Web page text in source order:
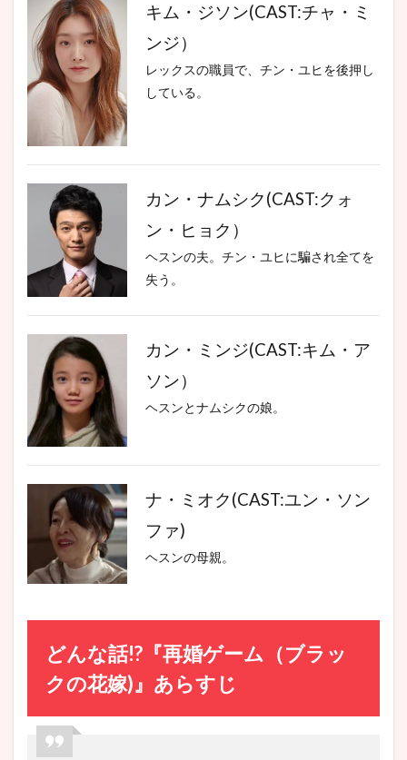
キム・ジソン(CAST:チャ・ミ
ンジ）
レックスの職員で、チン・ユヒを後押し
している。
カン・ナムシク(CAST:クォ
ン・ヒョク）
ヘスンの夫。チン・ユヒに騙され全てを
失う。
カン・ミンジ(CAST:キム・ア
ソン）
ヘスンとナムシクの娘。
ナ・ミオク(CAST:ユン・ソン
ファ)
ヘスンの母親。
どんな話!?『再婚ゲーム（ブラッ
クの花嫁)』あらすじ